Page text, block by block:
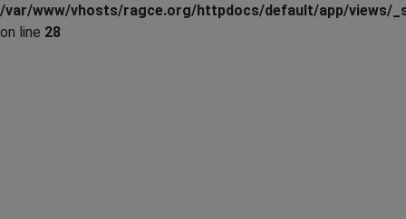
/var/www/vhosts/ragce.org/httpdocs/default/app/views/
on line 28